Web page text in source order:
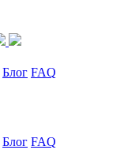
Блог FAQ
Блог FAQ